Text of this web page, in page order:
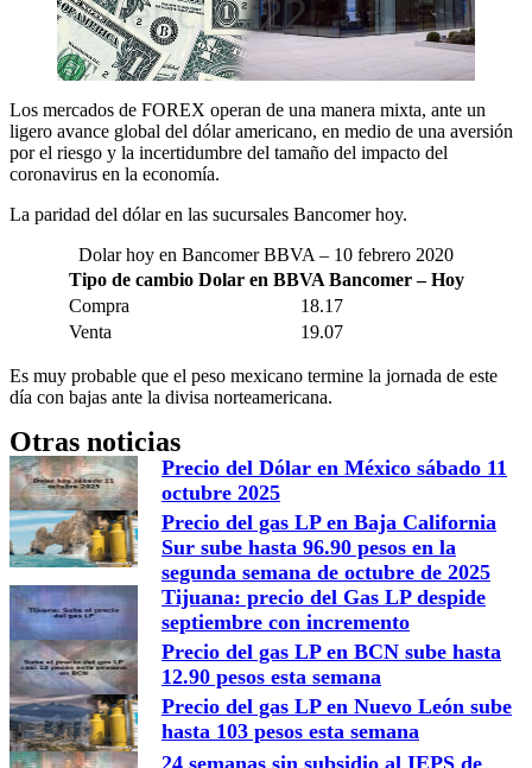
Los mercados de FOREX operan de una manera mixta, ante un
ligero avance global del dólar americano, en medio de una aversión
por el riesgo y la incertidumbre del tamaño del impacto del
coronavirus en la economía.
La paridad del dólar en las sucursales Bancomer hoy.
Dolar hoy en Bancomer BBVA – 10 febrero 2020
Tipo de cambio Dolar en BBVA Bancomer – Hoy
Compra
18.17
Venta
19.07
Es muy probable que el peso mexicano termine la jornada de este
día con bajas ante la divisa norteamericana.
Otras noticias
Precio del Dólar en México sábado 11
octubre 2025
Precio del gas LP en Baja California
Sur sube hasta 96.90 pesos en la
segunda semana de octubre de 2025
Tijuana: precio del Gas LP despide
septiembre con incremento
Precio del gas LP en BCN sube hasta
12.90 pesos esta semana
Precio del gas LP en Nuevo León sube
hasta 103 pesos esta semana